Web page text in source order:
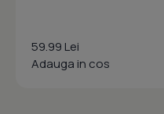
59.99 Lei
Adauga in cos